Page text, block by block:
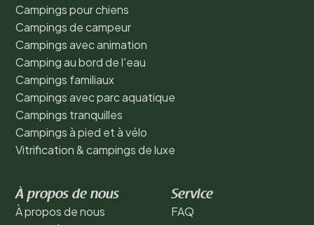
Campings pour chiens
Campings de campeur
Campings avec animation
Camping au bord de l'eau
Campings familiaux
Campings avec parc aquatique
Campings tranquilles
Campings à pied et à vélo
Vitrification & campings de luxe
À propos de nous
À propos de nous
Service
FAQ